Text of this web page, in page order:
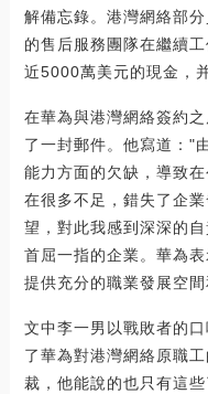
解備忘錄。港灣網絡部
的售后服務團隊在繼續
近5000萬美元的現金，
在華為與港灣網絡簽約
了一封郵件。他寫道："
能力方面的欠缺，導致
在很多不足，錯失了企
望，對此我感到深深的
首屈一指的企業。華為
提供充分的職業發展空
文中李一男以戰敗者的
了華為對港灣網絡原職
裁，他能說的也只有這